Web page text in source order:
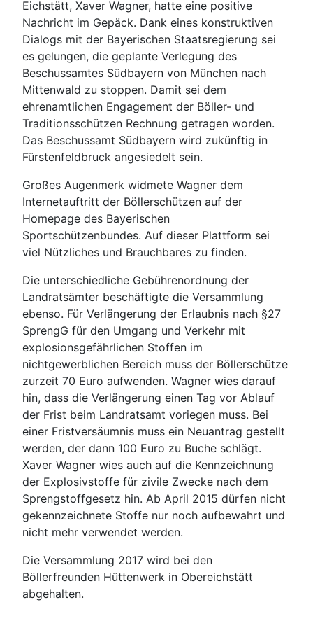
Eichstätt, Xaver Wagner, hatte eine positive
Nachricht im Gepäck. Dank eines konstruktiven
Dialogs mit der Bayerischen Staatsregierung sei
es gelungen, die geplante Verlegung des
Beschussamtes Südbayern von München nach
Mittenwald zu stoppen. Damit sei dem
ehrenamtlichen Engagement der Böller- und
Traditionsschützen Rechnung getragen worden.
Das Beschussamt Südbayern wird zukünftig in
Fürstenfeldbruck angesiedelt sein.
Großes Augenmerk widmete Wagner dem
Internetauftritt der Böllerschützen auf der
Homepage des Bayerischen
Sportschützenbundes. Auf dieser Plattform sei
viel Nützliches und Brauchbares zu finden.
Die unterschiedliche Gebührenordnung der
Landratsämter beschäftigte die Versammlung
ebenso. Für Verlängerung der Erlaubnis nach §27
SprengG für den Umgang und Verkehr mit
explosionsgefährlichen Stoffen im
nichtgewerblichen Bereich muss der Böllerschütze
zurzeit 70 Euro aufwenden. Wagner wies darauf
hin, dass die Verlängerung einen Tag vor Ablauf
der Frist beim Landratsamt voriegen muss. Bei
einer Fristversäumnis muss ein Neuantrag gestellt
werden, der dann 100 Euro zu Buche schlägt.
Xaver Wagner wies auch auf die Kennzeichnung
der Explosivstoffe für zivile Zwecke nach dem
Sprengstoffgesetz hin. Ab April 2015 dürfen nicht
gekennzeichnete Stoffe nur noch aufbewahrt und
nicht mehr verwendet werden.
Die Versammlung 2017 wird bei den
Böllerfreunden Hüttenwerk in Obereichstätt
abgehalten.